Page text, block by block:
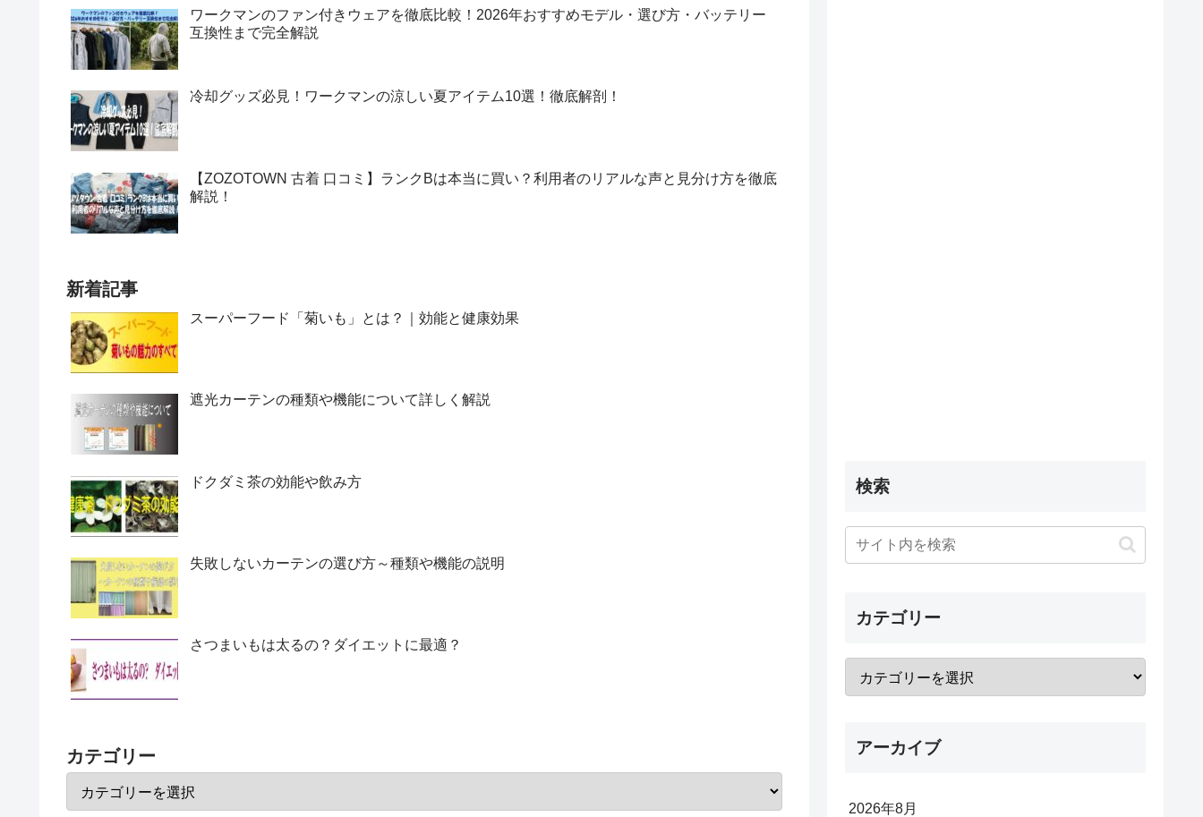
ワークマンのファン付きウェアを徹底比較！2026年おすすめモデル・選び方・バッテリー
互換性まで完全解説
冷却グッズ必見！ワークマンの涼しい夏アイテム10選！徹底解剖！
【ZOZOTOWN 古着 口コミ】ランクBは本当に買い？利用者のリアルな声と見分け方を徹底
解説！
新着記事
スーパーフード「菊いも」とは？｜効能と健康効果
遮光カーテンの種類や機能について詳しく解説
ドクダミ茶の効能や飲み方
失敗しないカーテンの選び方～種類や機能の説明
さつまいもは太るの？ダイエットに最適？
カテゴリー
検索
カテゴリー
アーカイブ
2026年8月